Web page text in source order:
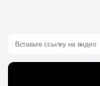
Вставьте ссылку на видео